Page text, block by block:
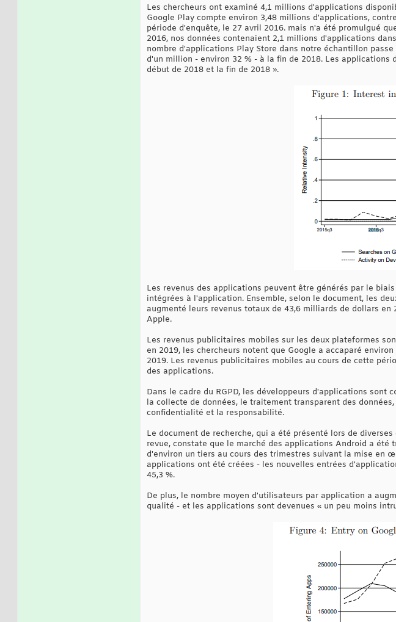
Les chercheurs ont examiné 4,1 millions d'applications
Google Play compte environ 3,48 millions d'applications,
période d'enquête, le 27 avril 2016. mais n'a été promulgué
2016, nos données contenaient 2,1 millions d'applications
nombre d'applications Play Store dans notre échantillon
d'un million - environ 32 % - à la fin de 2018. Les
début de 2018 et la fin de 2018 ».
Les revenus des applications peuvent être générés par le
intégrées à l'application. Ensemble, selon le document, les
augmenté leurs revenus totaux de 43,6 milliards de dollars
Apple.
Les revenus publicitaires mobiles sur les deux plateformes
en 2019, les chercheurs notent que Google a accaparé
2019. Les revenus publicitaires mobiles au cours de cette
des applications.
Dans le cadre du RGPD, les développeurs d'applications
la collecte de données, le traitement transparent des
confidentialité et la responsabilité.
Le document de recherche, qui a été présenté lors de
revue, constate que le marché des applications Android a été
d'environ un tiers au cours des trimestres suivant la mise en
applications ont été créées - les nouvelles entrées
45,3 %.
De plus, le nombre moyen d'utilisateurs par application a
qualité - et les applications sont devenues « un peu moins